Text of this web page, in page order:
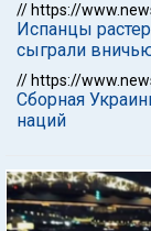
// https://
Испанцы
сыграли
// https://
Сборная
наций